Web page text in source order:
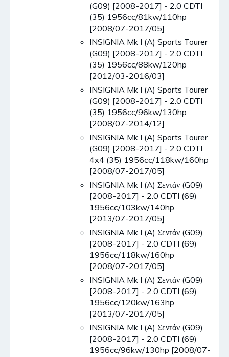
(G09) [2008-2017] - 2.0 CDTI
(35) 1956cc/81kw/110hp
[2008/07-2017/05]
INSIGNIA Mk I (A) Sports Tourer
(G09) [2008-2017] - 2.0 CDTI
(35) 1956cc/88kw/120hp
[2012/03-2016/03]
INSIGNIA Mk I (A) Sports Tourer
(G09) [2008-2017] - 2.0 CDTI
(35) 1956cc/96kw/130hp
[2008/07-2014/12]
INSIGNIA Mk I (A) Sports Tourer
(G09) [2008-2017] - 2.0 CDTI
4x4 (35) 1956cc/118kw/160hp
[2008/07-2017/05]
INSIGNIA Mk I (A) Σεντάν (G09)
[2008-2017] - 2.0 CDTI (69)
1956cc/103kw/140hp
[2013/07-2017/05]
INSIGNIA Mk I (A) Σεντάν (G09)
[2008-2017] - 2.0 CDTI (69)
1956cc/118kw/160hp
[2008/07-2017/05]
INSIGNIA Mk I (A) Σεντάν (G09)
[2008-2017] - 2.0 CDTI (69)
1956cc/120kw/163hp
[2013/07-2017/05]
INSIGNIA Mk I (A) Σεντάν (G09)
[2008-2017] - 2.0 CDTI (69)
1956cc/96kw/130hp [2008/07-